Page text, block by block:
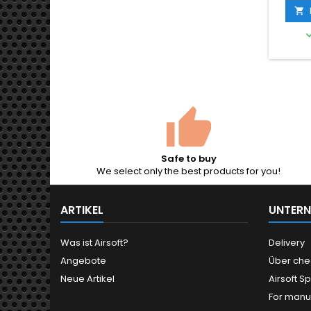

Safe to buy
We select only the best products for you!
ARTIKEL
Was ist Airsoft?
Angebote
Neue Artikel
Delivery
Über
Airsoft
For